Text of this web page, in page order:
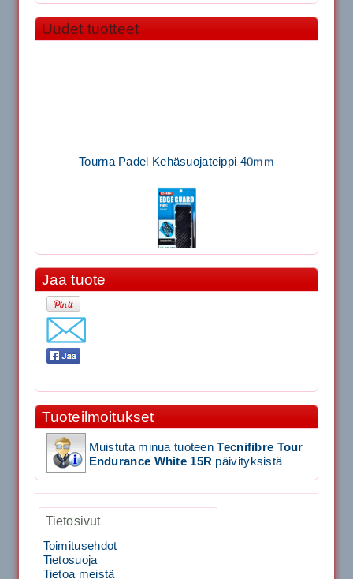
Uudet tuotteet
Tourna Padel Kehäsuojateippi 40mm
Signum S-7000 Jännityskone (Pöytämalli)
1,650.00€
Signum S-7000 Jännityskone (Jalustamalli)
40883 Harjasosa hiekkanurmiharjaan
Jaa tuote
Tuoteilmoitukset
Muistuta minua tuoteenTecnifibre Tour
Endurance White 15R päivityksistä
Tietosivut
Toimitusehdot
Tietosuoja
Tietoa meistä